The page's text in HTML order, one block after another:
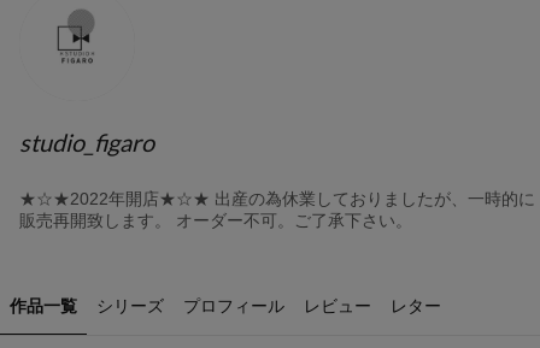
studio_figaro
★☆★2022年開店★☆★ 出産の為休業しておりましたが、一時的に
販売再開致します。 オーダー不可。ご了承下さい。
作品一覧 シリーズ プロフィール レビュー レター